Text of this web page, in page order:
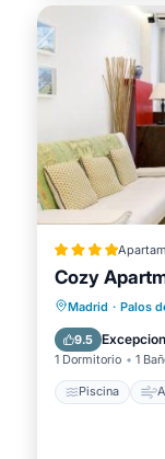
Cozy
Madrid · Palos
9.5
1 Dormitorio 1
Piscina
Apto